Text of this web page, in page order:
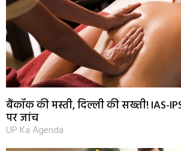
बैंकॉक की मस्ती, दिल्ली की सख्ती! IAS-
पर जांच
UP Ka Agenda